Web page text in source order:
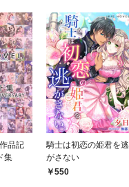
品記
集
騎士は初恋の姫君を逃
がさない
550